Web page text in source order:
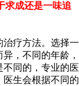
求成还是一味追
疗方法。选择一
，不同的年龄，
同的，专业的医
医生会根据不同的